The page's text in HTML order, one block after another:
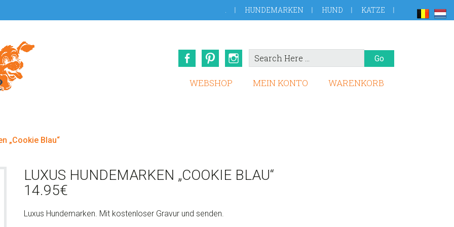
. HUNDEMARKEN HUND KATZE
Search
Here
FacebookPinterestInstagram
WEBSHOP MEIN KONTO WARENKORB
„Cookie Blau“
LUXUS HUNDEMARKEN „COOKIE BLAU“
14.95€
Luxus Hundemarken. Mit kostenloser Gravur und senden.